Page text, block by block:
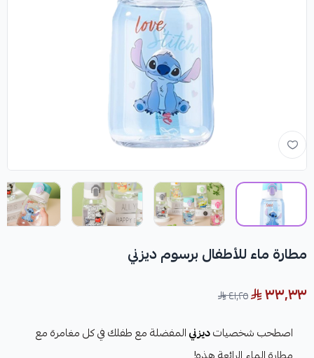
مطارة ماء للأطفال برسوم ديزني
٣٣٫٣٣
٤١٫٢٥
اصطحب شخصياتديزنيالمفضلة مع طفلك في كل مغامرة مع